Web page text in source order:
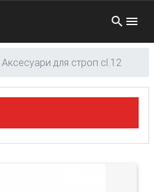
Аксесуари для строп cl.12